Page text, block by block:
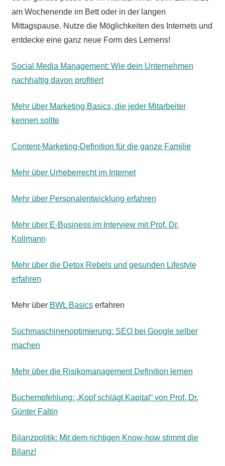
am Wochenende im Bett oder in der langen
Mittagspause. Nutze die Möglichkeiten des Internets und
entdecke eine ganz neue Form des Lernens!
Social Media Management: Wie dein Unternehmen
nachhaltig davon profitiert
Mehr über Marketing Basics, die jeder Mitarbeiter
kennen sollte
Content-Marketing-Definition für die ganze Familie
Mehr über Urheberrecht im Internet
Mehr über Personalentwicklung erfahren
Mehr über E-Business im Interview mit Prof. Dr.
Kollmann
Mehr über die Detox Rebels und gesunden Lifestyle
erfahren
Mehr über BWL Basicserfahren
Suchmaschinenoptimierung: SEO bei Google selber
machen
Mehr über die Risikomanagement Definition lernen
Buchempfehlung: „Kopf schlägt Kapital“ von Prof. Dr.
Günter Faltin
Bilanzpolitik: Mit dem richtigen Know-how stimmt die
Bilanz!